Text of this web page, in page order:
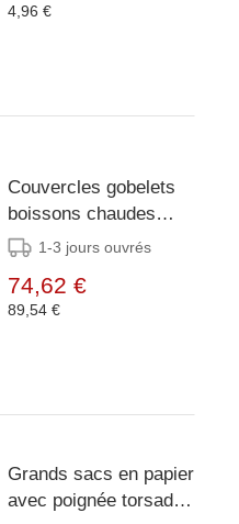
4,96 €
Couvercles gobelets
boissons chaudes
CPLA compostables
225 ml (lot de 1000)
1-3 jours ouvrés
74,62 €
89,54 €
Grands sacs en papier
avec poignée torsadée